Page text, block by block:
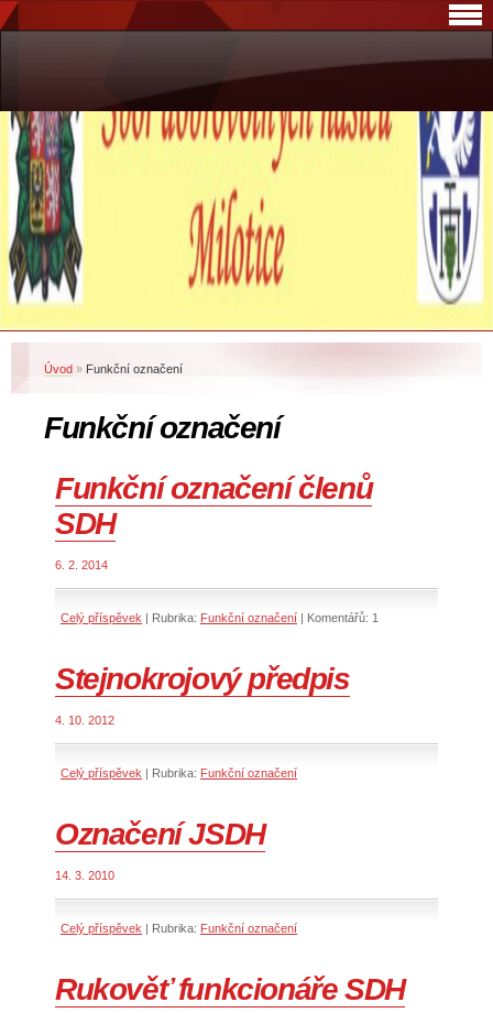
Úvod » Funkční označení
Funkční označení
Funkční označení členů
SDH
6. 2. 2014
Celý příspěvek | Rubrika: Funkční označení | Komentářů: 1
Stejnokrojový předpis
4. 10. 2012
Celý příspěvek | Rubrika: Funkční označení
Označení JSDH
14. 3. 2010
Celý příspěvek | Rubrika: Funkční označení
Rukověť funkcionáře SDH